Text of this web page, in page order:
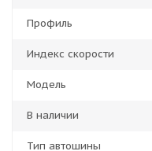
Профиль
Индекс скорости
Модель
В наличии
Тип автошины